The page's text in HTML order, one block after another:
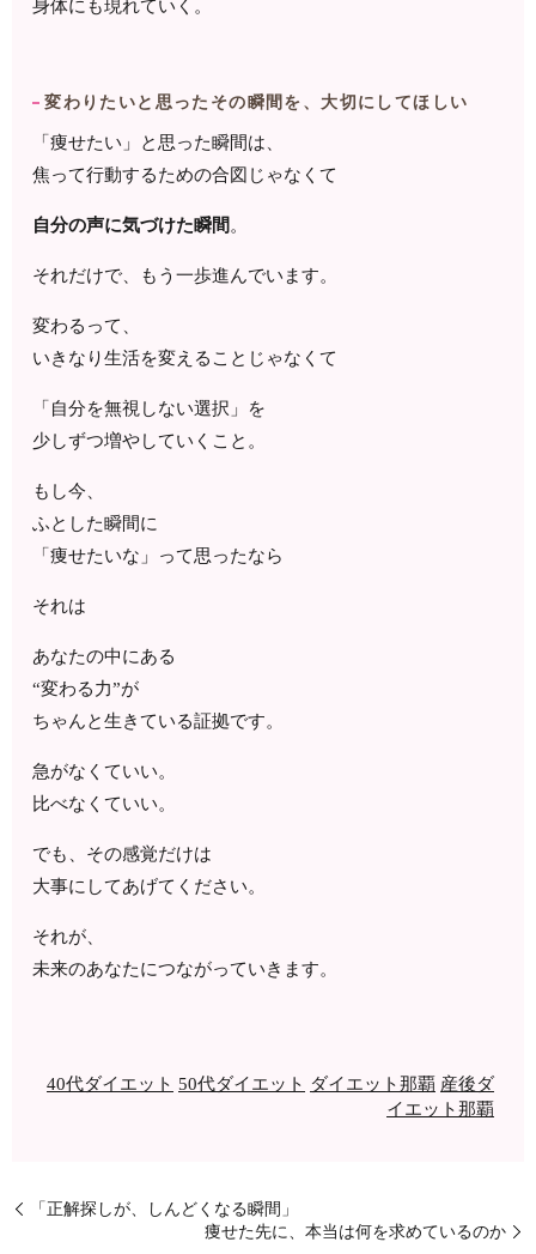
身体にも現れていく。
変わりたいと思ったその瞬間を、大切にしてほしい
「痩せたい」と思った瞬間は、
焦って行動するための合図じゃなくて
自分の声に気づけた瞬間。
それだけで、もう一歩進んでいます。
変わるって、
いきなり生活を変えることじゃなくて
「自分を無視しない選択」を
少しずつ増やしていくこと。
もし今、
ふとした瞬間に
「痩せたいな」って思ったなら
それは
あなたの中にある
“変わる力”が
ちゃんと生きている証拠です。
急がなくていい。
比べなくていい。
でも、その感覚だけは
大事にしてあげてください。
それが、
未来のあなたにつながっていきます。
40代ダイエット 50代ダイエット ダイエット那覇 産後ダ
イエット那覇
「正解探しが、しんどくなる瞬間」
痩せた先に、本当は何を求めているのか